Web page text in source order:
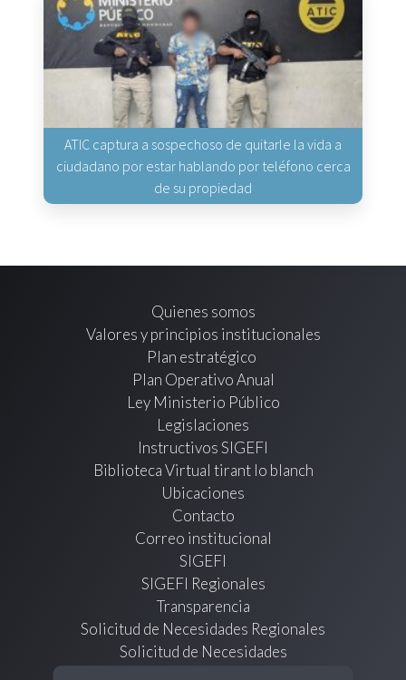
ATIC captura a sospechoso de quitarle la vida a
ciudadano por estar hablando por teléfono cerca
de su propiedad
Quienes somos
Valores y principios institucionales
Plan estratégico
Plan Operativo Anual
Ley Ministerio Público
Legislaciones
Instructivos SIGEFI
Biblioteca Virtual tirant lo blanch
Ubicaciones
Contacto
Correo institucional
SIGEFI
SIGEFI Regionales
Transparencia
Solicitud de Necesidades Regionales
Solicitud de Necesidades